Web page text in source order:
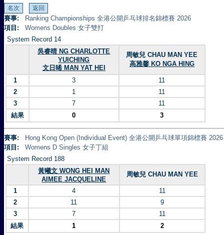
賽事:
Ranking Championships 全港公開乒乓球排名錦標賽 2026
項目:
Womens Doubles 女子雙打
System Record 14
吳睿晴 NG CHARLOTTE
YUICHING
文日晞 MAN YAT HEI
周敏兒 CHAU MAN YEE
高雅馨 KO NGA HING
1 3
11
2
1
11
3
7
11
結果
0 3
賽事:
Hong Kong Open (Individual Event) 全港公開乒乓球單項錦標賽 2026
項目:
Womens D Singles 女子丁組
System Record 188
黃曦文 WONG HEI MAN
AIMEE JACQUELINE
周敏兒 CHAU MAN YEE
1 4
11
2
11
9
3
7
11
結果
1 2